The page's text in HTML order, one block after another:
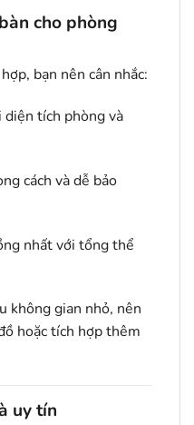
cho phòng
bạn nên cân nhắc:
diện tích phòng và
cách và dễ bảo
nhất với tổng thể
không gian nhỏ, nên
hoặc tích hợp thêm
uy tín